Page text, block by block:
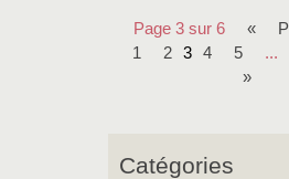
Page 3 sur 6 «
1
2 3 4 5 ...
»
Catégories